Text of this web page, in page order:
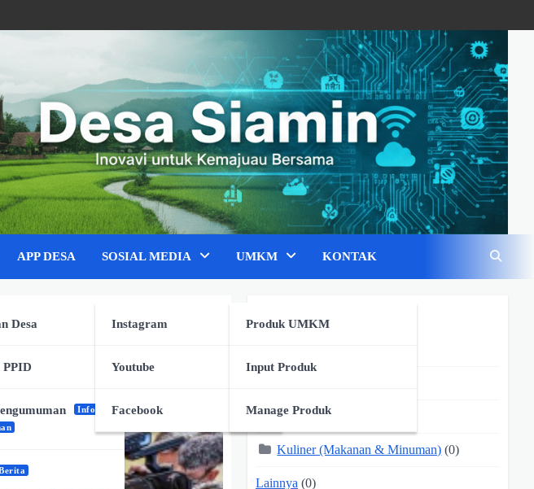
Desa
Info &
APP DESA SOSIAL MEDIA
Instagram
Youtube
Facebook
UMKM
Produk UMKM
Input Produk
Manage Produk
KONTAK
MBG
Kerajinan Tangan
Kuliner (Makanan & Minuman) (0)
Lainnya (0)